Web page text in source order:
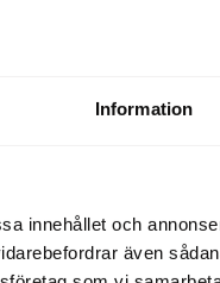
Information
innehållet och
även
kontantfria.
Skobeskort, CarPay,
samt på
för dig med